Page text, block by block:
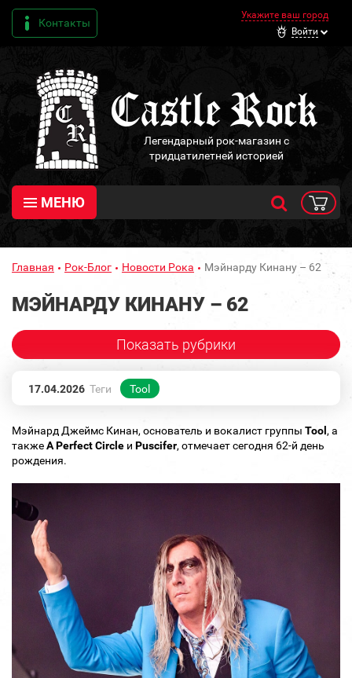
Контакты
Укажите ваш город
Войти
Легендарный рок-магазин с
тридцатилетней историей
МЕНЮ
Главная Рок-Блог Новости Рока Мэйнарду Кинану – 62
МЭЙНАРДУ КИНАНУ – 62
Показать рубрики
17.04.2026 Теги Tool
Мэйнард Джеймс Кинан, основатель и вокалист группы Tool , а
такжеA Perfect Circle и Puscifer, отмечает сегодня 62-й день
рождения.